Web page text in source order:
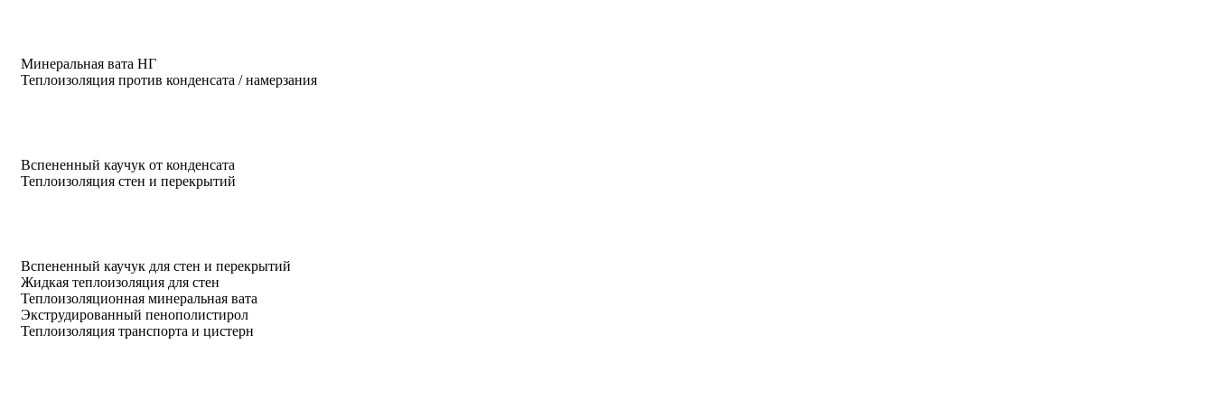
Минеральная вата НГ
Теплоизоляция против конденсата / намерзания
Вспененный каучук от конденсата
Теплоизоляция стен и перекрытий
Вспененный каучук для стен и перекрытий
Жидкая теплоизоляция для стен
Теплоизоляционная минеральная вата
Экструдированный пенополистирол
Теплоизоляция транспорта и цистерн